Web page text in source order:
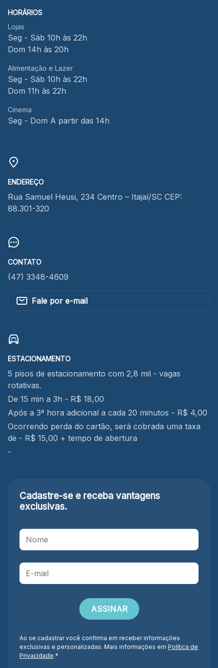
HORÁRIOS
Lojas
Seg - Sáb 10h às 22h
Dom 14h às 20h
Alimentação e Lazer
Seg - Sáb 10h às 22h
Dom 11h às 22h
Cinema
Seg - Dom A partir das 14h
ENDEREÇO
Rua Samuel Heusi, 234 Centro – Itajaí/SC CEP:
88.301-320
CONTATO
(47) 3348-4609
Fale por e-mail
ESTACIONAMENTO
5 pisos de estacionamento com 2,8 mil - vagas
rotativas.
De 15 min a 3h - R$ 18,00
Após a 3ª hora adicional a cada 20 minutos - R$ 4,00
Ocorrendo perda do cartão, será cobrada uma taxa
de - R$ 15,00 + tempo de abertura
-
Cadastre-se e receba vantagens
exclusivas.
Ao se cadastrar você confirma em receber informações
exclusivas e personalizadas. Mais informações em Política de
Privacidade.*